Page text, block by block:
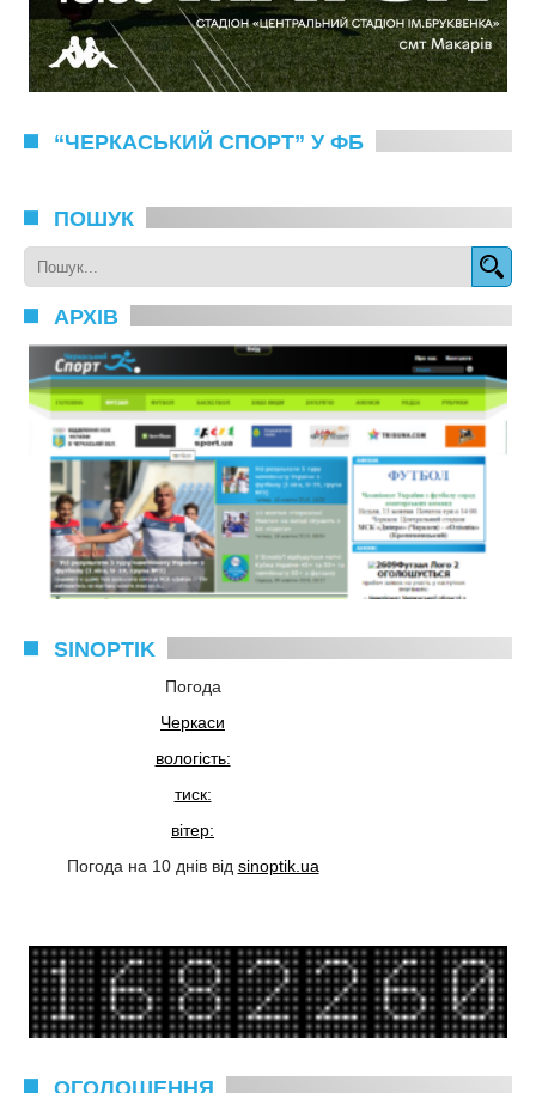
“ЧЕРКАСЬКИЙ СПОРТ” У ФБ
ПОШУК
АРХІВ
SINOPTIK
Погода
Черкаси
вологість:
тиск:
вітер:
Погода на 10 днів від sinoptik.ua
ОГОЛОШЕННЯ